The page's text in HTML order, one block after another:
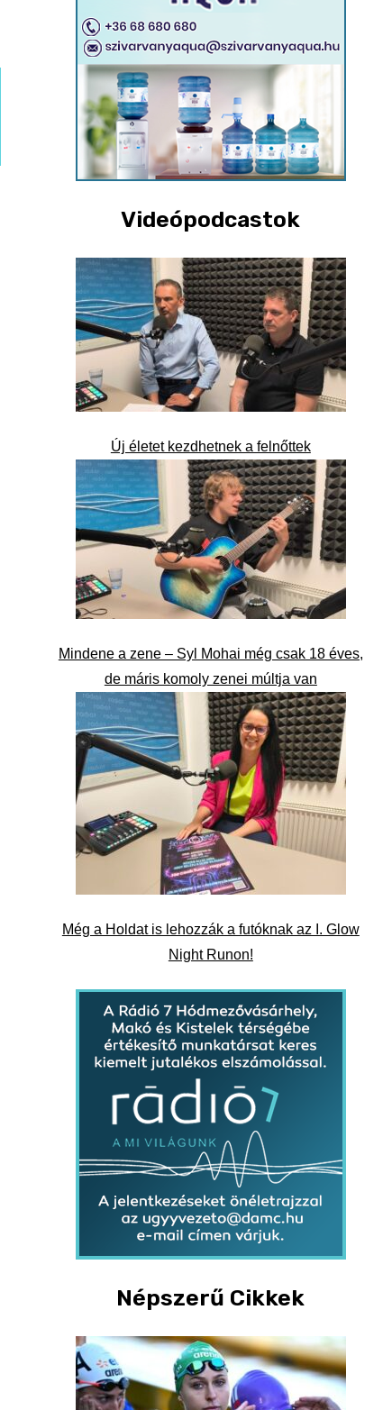
Videópodcastok
Új életet kezdhetnek a felnőttek
Mindene a zene – Syl Mohai még csak 18 éves,
de máris komoly zenei múltja van
Még a Holdat is lehozzák a futóknak az I. Glow
Night Runon!
Népszerű Cikkek